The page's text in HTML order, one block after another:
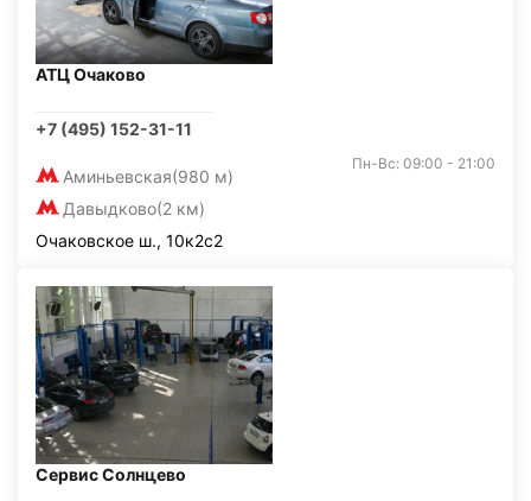
АТЦ Очаково
+7 (495) 152-31-11
Аминьевская(980 м)
Давыдково(2 км)
Пн-Вс: 09:00 - 21:00
Очаковское ш., 10к2с2
Сервис Солнцево